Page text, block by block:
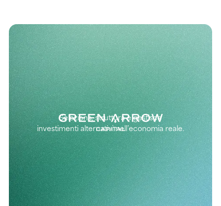
Seleziona, struttura e gestisce
investimenti alternativi nell’economia reale.